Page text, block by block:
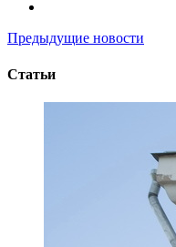
Предыдущие новости
Статьи